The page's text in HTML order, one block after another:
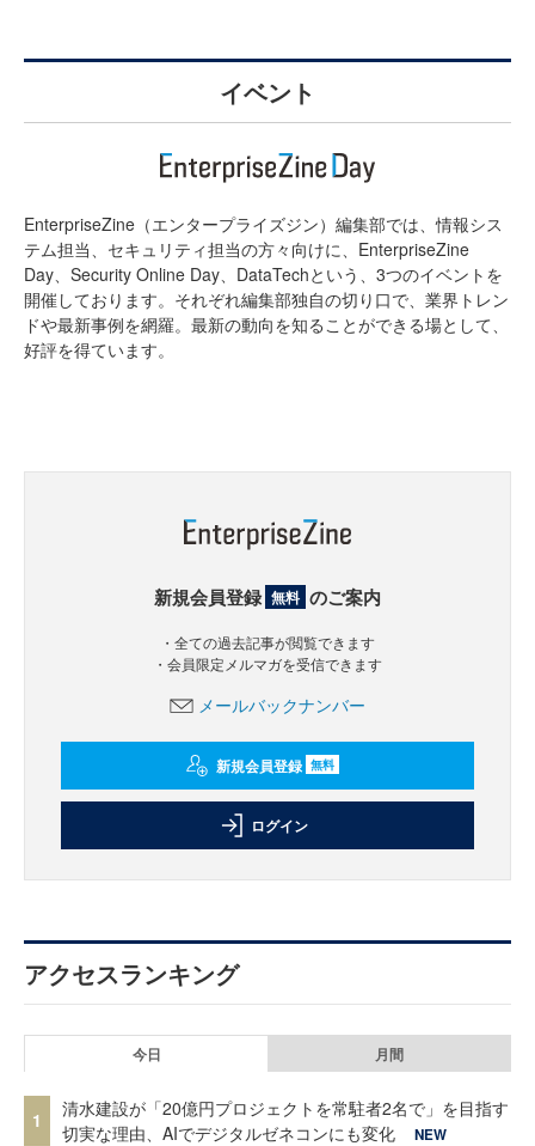
イベント
EnterpriseZine（エンタープライズジン）編集部では、情報シス
テム担当、セキュリティ担当の方々向けに、EnterpriseZine
Day、Security Online Day、DataTechという、3つのイベントを
開催しております。それぞれ編集部独自の切り口で、業界トレン
ドや最新事例を網羅。最新の動向を知ることができる場として、
好評を得ています。
新規会員登録 無料 のご案内
・全ての過去記事が閲覧できます
・会員限定メルマガを受信できます
メールバックナンバー
新規会員登録 無料
ログイン
アクセスランキング
今日 月間
1
清水建設が「20億円プロジェクトを常駐者2名で」を目指す
切実な理由、AIでデジタルゼネコンにも変化
NEW